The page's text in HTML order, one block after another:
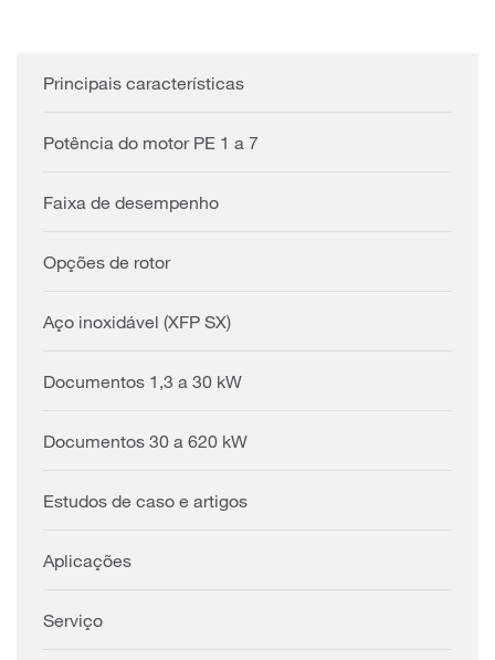
Principais características
Potência do motor PE 1 a 7
Faixa de desempenho
Opções de rotor
Aço inoxidável (XFP SX)
Documentos 1,3 a 30 kW
Documentos 30 a 620 kW
Estudos de caso e artigos
Aplicações
Serviço